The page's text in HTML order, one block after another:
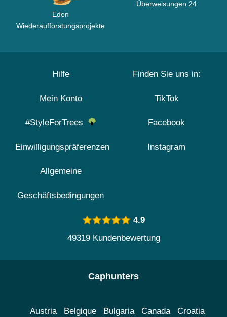
Eden
Wiederaufforstungsprojekte
Überweisungen 24
Hilfe
Mein Konto
#StyleForTrees
Einwilligungspräferenzen
Allgemeine
Geschäftsbedingungen
Finden Sie uns in:
TikTok
Facebook
Instagram
4.9
49319 Kundenbewertung
Caphunters
Austria Belgique Bulgaria Canada Croatia